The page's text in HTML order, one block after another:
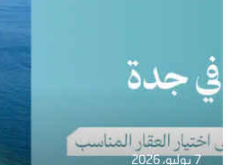
7 يوليو، 2026